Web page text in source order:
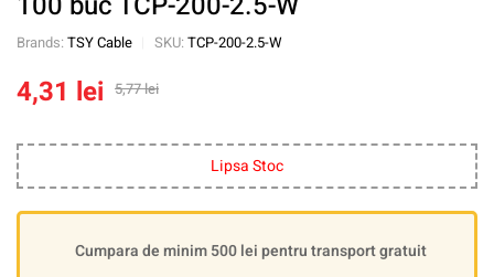
Brands: TSY Cable SKU: TCP-200-2.5-W
5,77lei
4,31 lei
Lipsa Stoc
Cumpara de minim 500 lei pentru transport gratuit